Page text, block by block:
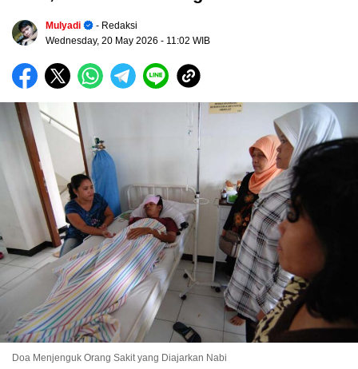
Mulyadi
- Redaksi
Wednesday, 20 May 2026 - 11:02 WIB
Doa Menjenguk Orang Sakit yang Diajarkan Nabi